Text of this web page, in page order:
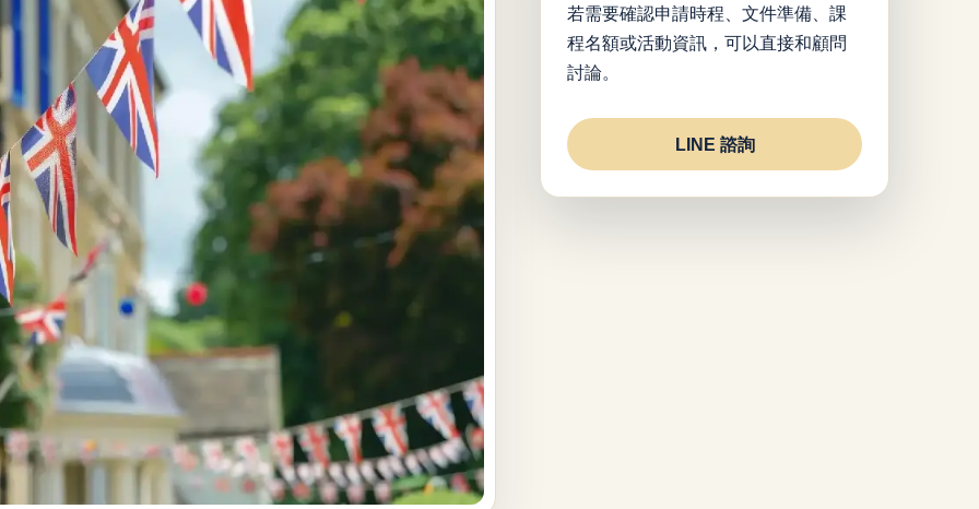
若需要確認申請時程、文件準備、課
程名額或活動資訊，可以直接和顧問
討論。
LINE 諮詢